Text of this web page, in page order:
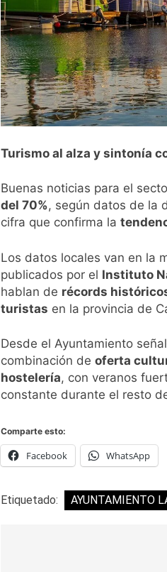
Turismo al alza y sintonía
Buenas noticias para el
del 70%, según datos de la
cifra que confirma la
Los datos locales van en la
publicados por el Instituto
hablan de récords
turistas en la provincia de
Desde el Ayuntamiento
combinación de oferta
hostelería, con veranos
constante durante el resto
Comparte esto:
Facebook WhatsApp
Etiquetado: AYUNTAMIENTO